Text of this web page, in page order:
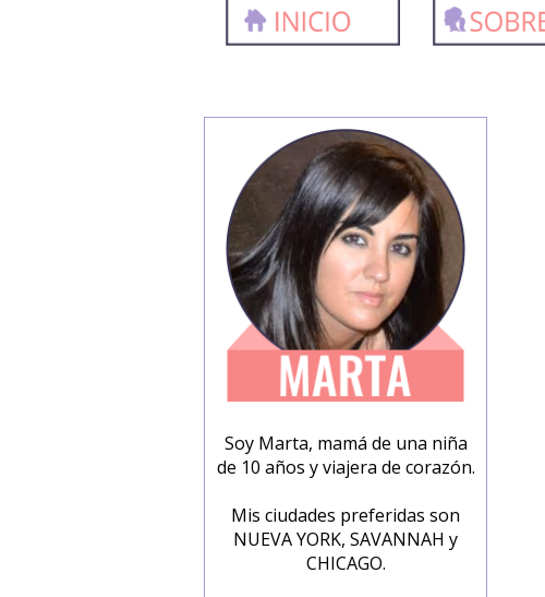
Soy Marta, mamá de una niña
de 10 años y viajera de corazón.
Mis ciudades preferidas son
NUEVA YORK, SAVANNAH y
CHICAGO.